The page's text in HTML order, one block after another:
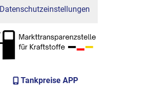
Datenschutzeinstellungen
Tankpreise APP